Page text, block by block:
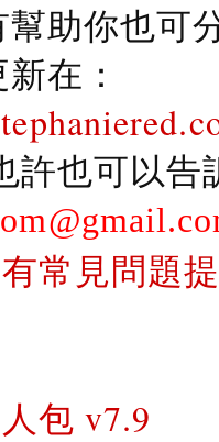
助你也可
在：
許也可以
常見問題
包 v7.9